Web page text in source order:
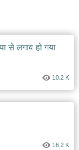
से लगाव हो गया
10.2 K
16.2 K